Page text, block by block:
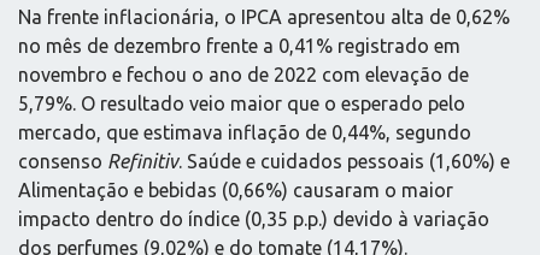
Na frente inflacionária, o IPCA apresentou alta de 0,62%
no mês de dezembro frente a 0,41% registrado em
novembro e fechou o ano de 2022 com elevação de
5,79%. O resultado veio maior que o esperado pelo
mercado, que estimava inflação de 0,44%, segundo
consenso Refinitiv. Saúde e cuidados pessoais (1,60%) e
Alimentação e bebidas (0,66%) causaram o maior
impacto dentro do índice (0,35 p.p.) devido à variação
dos perfumes (9,02%) e do tomate (14,17%).